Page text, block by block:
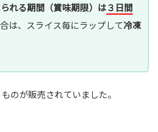
れる期間（賞味期限）は３日間
は、スライス毎にラップして冷凍
のが販売されていました。